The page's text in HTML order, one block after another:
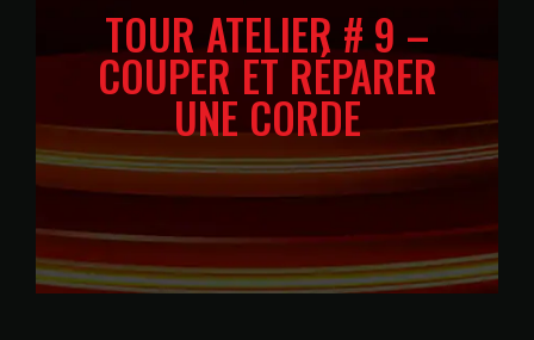
TOUR ATELIER # 9 –
COUPER ET RÉPARER
UNE CORDE